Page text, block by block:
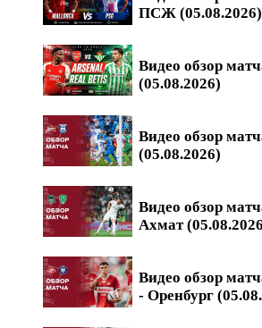
ПСЖ (05.08.2026)
Видео обзор
(05.08.2026)
Видео обзор
(05.08.2026)
Видео обзор
Ахмат
Видео обзор
- Оренбург